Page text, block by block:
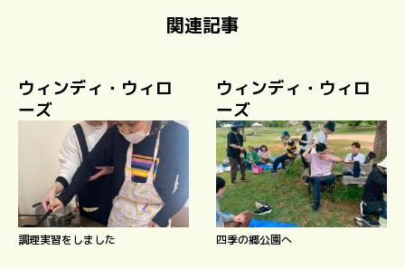
関連記事
ウィンディ・ウィロ
ーズ
調理実習をしました
ウィンディ・ウィロ
ーズ
四季の郷公園へ